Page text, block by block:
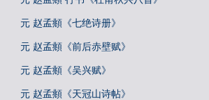
元 赵孟頫《七绝诗册》
元 赵孟頫《前后赤壁赋》
元 赵孟頫《吴兴赋》
元 赵孟頫《天冠山诗帖》